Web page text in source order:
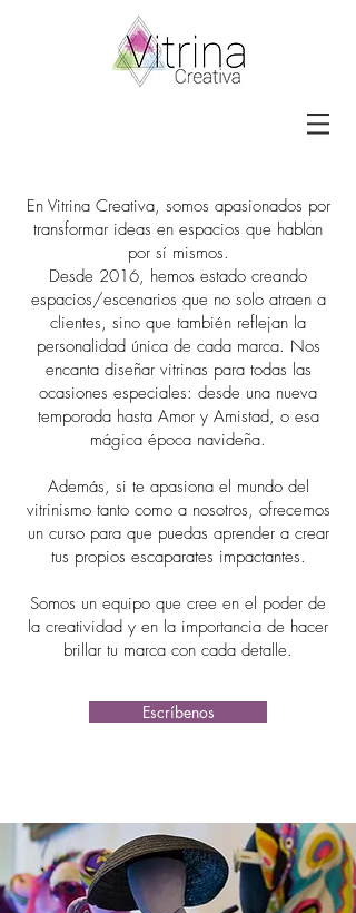
En Vitrina Creativa, somos apasionados por
transformar ideas en espacios que hablan
por sí mismos.
Desde 2016, hemos estado creando
espacios/escenarios que no solo atraen a
clientes, sino que también reflejan la
personalidad única de cada marca. Nos
encanta diseñar vitrinas para todas las
ocasiones especiales: desde una nueva
temporada hasta Amor y Amistad, o esa
mágica época navideña.
Además, si te apasiona el mundo del
vitrinismo tanto como a nosotros, ofrecemos
un curso para que puedas aprender a crear
tus propios escaparates impactantes.
Somos un equipo que cree en el poder de
la creatividad y en la importancia de hacer
brillar tu marca con cada detalle.
Escríbenos